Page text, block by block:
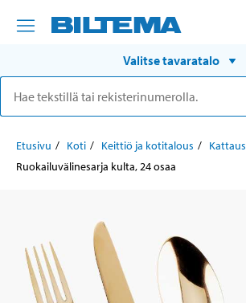
Valitse tavaratalo
Etusivu Koti Keittiö ja kotitalous Kattaus
Ruokailuvälinesarja kulta, 24 osaa